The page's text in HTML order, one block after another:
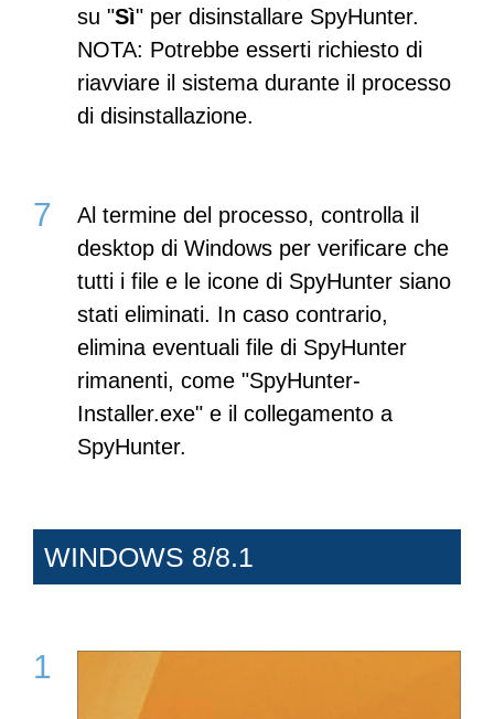
su "Sì" per disinstallare SpyHunter.
NOTA: Potrebbe esserti richiesto di
riavviare il sistema durante il processo
di disinstallazione.
Al termine del processo, controlla il
desktop di Windows per verificare che
tutti i file e le icone di SpyHunter siano
stati eliminati. In caso contrario,
elimina eventuali file di SpyHunter
rimanenti, come "SpyHunter-
Installer.exe" e il collegamento a
SpyHunter.
WINDOWS 8/8.1